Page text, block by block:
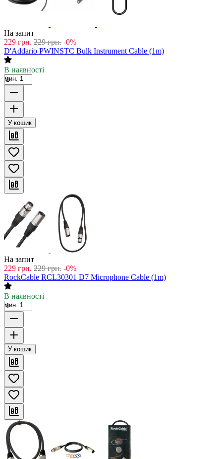
На запит
229 грн. 229 грн. -0%
D'Addario PWINSTC Bulk Instrument Cable (1m)
В наявності
мин. 1
У кошик
На запит
229 грн. 229 грн. -0%
RockCable RCL30301 D7 Microphone Cable (1m)
В наявності
мин. 1
У кошик